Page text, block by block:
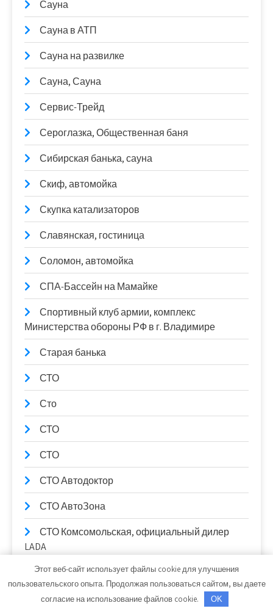
Сауна
Сауна в АТП
Сауна на развилке
Сауна, Сауна
Сервис-Трейд
Сероглазка, Общественная баня
Сибирская банька, сауна
Скиф, автомойка
Скупка катализаторов
Славянская, гостиница
Соломон, автомойка
СПА-Бассейн на Мамайке
Спортивный клуб армии, комплекс
Министерства обороны РФ в г. Владимире
Старая банька
СТО
Сто
СТО
СТО
СТО Автодоктор
СТО АвтоЗона
СТО Комсомольская, официальный дилер
LADA
СТО Космос
Строй-Мастер, торговый дом
Этот веб-сайт использует файлы cookie для улучшения
пользовательского опыта. Продолжая пользоваться сайтом, вы даете
согласие на использование файлов cookie.
OK